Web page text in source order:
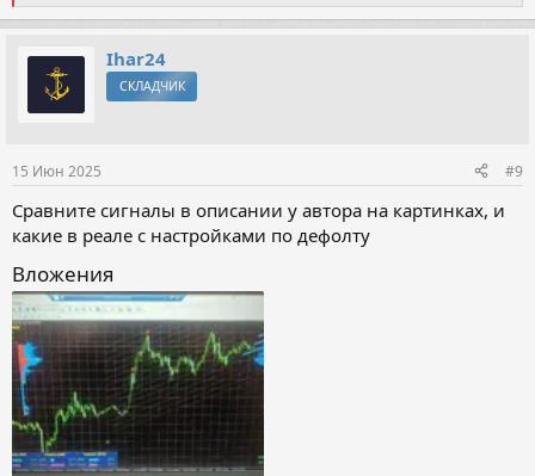
е
а
и
Ihar24
СКЛАДЧИК
15 Июн 2025 #9
Сравните сигналы в описании у автора на картинках, и
какие в реале с настройками по дефолту
Вложения